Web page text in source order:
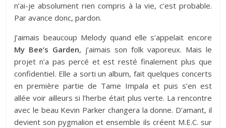
n’ai-je absolument rien compris à la vie, c’est probable.
Par avance donc, pardon.
J’aimais beaucoup Melody quand elle s’appelait encore
My Bee’s Garden, j’aimais son folk vaporeux. Mais le
projet n’a pas percé et est resté finalement plus que
confidentiel. Elle a sorti un album, fait quelques concerts
en première partie de Tame Impala et puis s’en est
allée voir ailleurs si l’herbe était plus verte. La rencontre
avec le beau Kevin Parker changera la donne. D’amant, il
devient son pygmalion et ensemble ils créent M.E.C. sur